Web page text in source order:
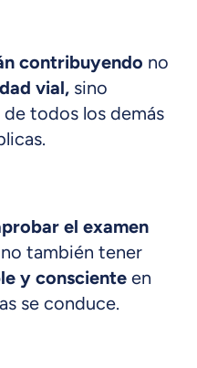
contribuyendo no
vial, sino
todos los demás
el examen
también tener
y consciente en
se conduce.